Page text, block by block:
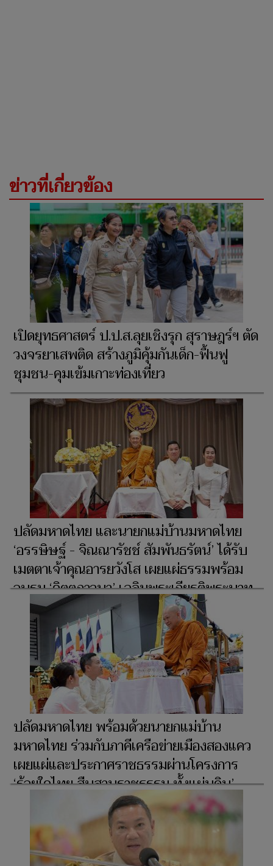
ข่าวที่เกี่ยวข้อง
เปิดยุทธศาสตร์ ป.ป.ส.ลุยเชิงรุก สุราษฎร์ฯ ตัด
วงจรยาเสพติด สร้างภูมิคุ้มกันเด็ก-ฟื้นฟู
ชุมชน-คุมเข้มเกาะท่องเที่ยว
ปลัดมหาดไทย และนายกแม่บ้านมหาดไทย
‘อรรษิษฐ์ - จิณณารัชช์ สัมพันธรัตน์’ ได้รับ
เมตตาเจ้าคุณอารยวังโส เผยแผ่ธรรมพร้อม
อบรม ‘จิตตภาวนา’ เฉลิมพระเกียรติพระบาท
สมเด็จพระเจ้าอยู่หัว เนื่องในวันเฉลิม
พระชนมพรรษา 28 กรกฎาคม 2569
ปลัดมหาดไทย พร้อมด้วยนายกแม่บ้าน
มหาดไทย ร่วมกับภาคีเครือข่ายเมืองสองแคว
เผยแผ่และประกาศราชธรรมผ่านโครงการ
‘ร้อยใจไทย สืบสานราชธรรม ทั้งแผ่นดิน’
เป็นจังหวัดที่ 36 น้อมนำหลัก ‘ทศพิธราช
ธรรม’ ปลุกจิตสำนึกชาวราชสีห์และ
ข้าราชการในพระบาทสมเด็จพระเจ้าอยู่หัว
‘มุ่งเอาชนะทุกสิ่งด้วยการให้’ เพื่อประโยชน์